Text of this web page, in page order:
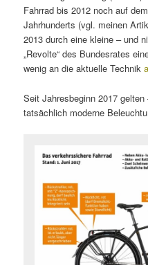
Fahrrad bis 2012 noch auf
Jahrhunderts (vgl. meinen
2013 durch eine kleine – und
„Revolte“ des Bundesrates
wenig an die aktuelle Technik
Seit Jahresbeginn 2017
tatsächlich moderne